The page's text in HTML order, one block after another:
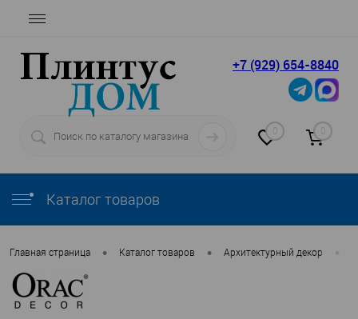
+7 (929) 654-8840
0 0
Каталог товаров
Главная страница • Каталог товаров • Архитектурный декор •